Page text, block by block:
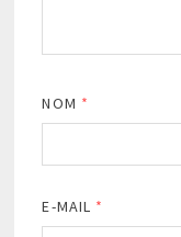
NOM *
E-MAIL *